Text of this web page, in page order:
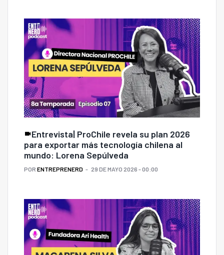
Entrevista| ProChile revela su plan 2026
para exportar más tecnología chilena al
mundo: Lorena Sepúlveda
POR ENTREPRENERD 29 DE MAYO 2026 - 00:00